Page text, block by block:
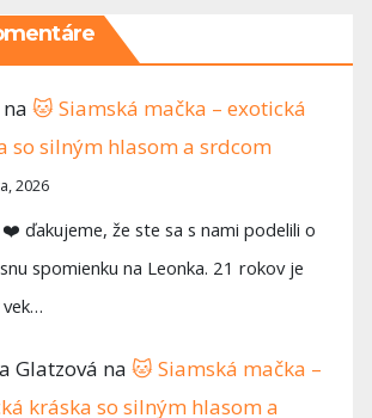
na🐱 Siamská mačka – exotická
so silným hlasom a srdcom
2026
ďakujeme, že ste sa s nami podelili o
spomienku na Leonka. 21 rokov je
vek…
Glatzová na🐱 Siamská mačka –
kráska so silným hlasom a